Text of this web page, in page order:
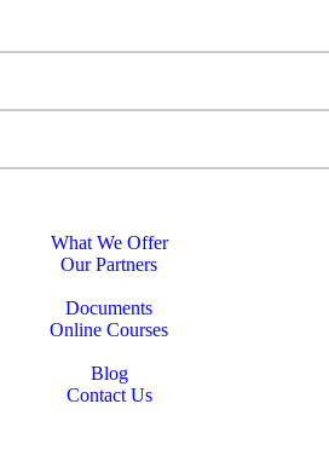
What We Offer
Our Partners
Documents
Online Courses
Blog
Contact Us